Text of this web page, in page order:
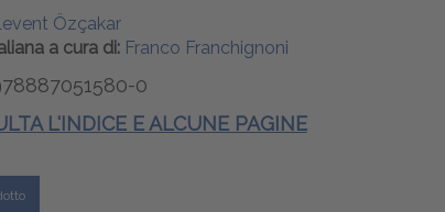
Özçakar
a cura di: Franco Franchignoni
0
L'INDICE E ALCUNE PAGINE